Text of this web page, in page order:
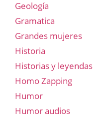
Geología
Gramatica
Grandes mujeres
Historia
Historias y leyendas
Homo Zapping
Humor
Humor audios